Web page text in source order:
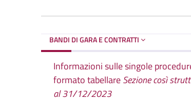
BANDI DI GARA E CONTRATTI
Informazioni sulle singole
formato tabellareSezione così
al 31/12/2023